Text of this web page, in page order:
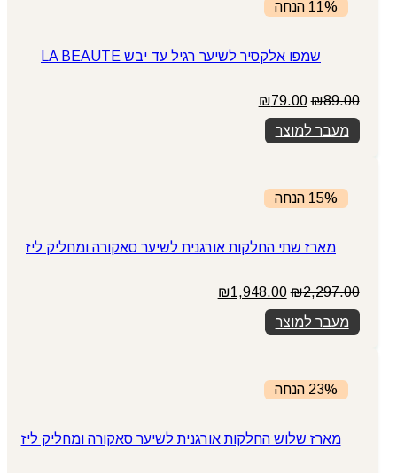
11% הנחה
שמפו אלקסיר לשיער רגיל עד יבש LA BEAUTE
₪89.00
המחיר
המקורי
היה:
₪89.00.
₪79.00
מעבר למוצר
15% הנחה
מארז שתי החלקות אורגנית לשיער סאקורה ומחליק ליז
₪2,297.00
המחיר
המקורי
היה:
₪2,297.00.
₪1,948.00
מעבר למוצר
23% הנחה
מארז שלוש החלקות אורגנית לשיער סאקורה ומחליק ליז